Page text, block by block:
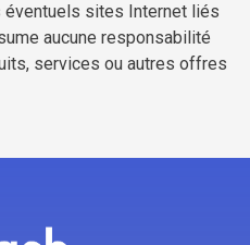
éventuels sites Internet liés
aucune responsabilité
services ou autres offres